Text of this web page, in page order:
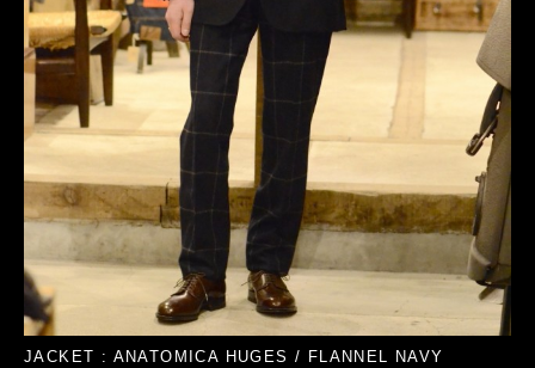
JACKET : ANATOMICA HUGES / FLANNEL NAVY